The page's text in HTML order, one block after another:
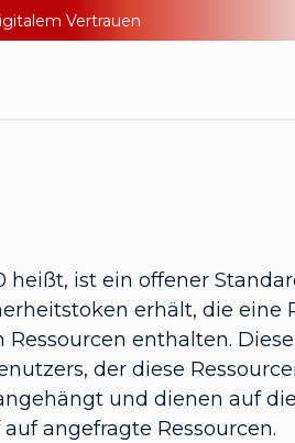
Vertrauen
heißt, ist ein offener
erhält, die eine
Ressourcen enthalten.
der diese
und dienen auf
angefragte Ressourcen.